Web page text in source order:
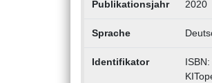
Publikationsjahr 2020
Sprache
Identifikator